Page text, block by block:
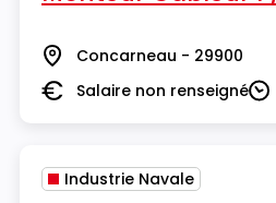
Lieu Concarneau - 29900
SalaireSalaire non renseigné
Industrie Navale